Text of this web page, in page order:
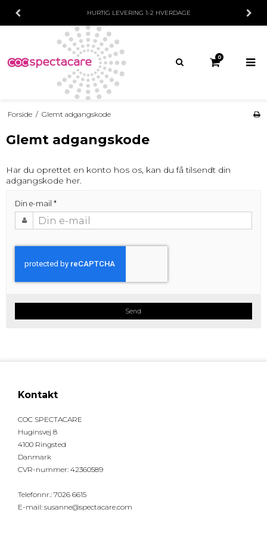
HURTIG LEVERING 1-2 HVERDAGE
0
Forside / Glemt adgangskode
Glemt adgangskode
Har du oprettet en konto hos os, kan du få tilsendt din
adgangskode her.
Din e-mail *
Send
Kontakt
COC SPECTACARE
Huginsvej 8
4100 Ringsted
Danmark
CVR-nummer: 42360589
Telefonnr. : 7026 6615
E-mail: susanne@spectacare.com